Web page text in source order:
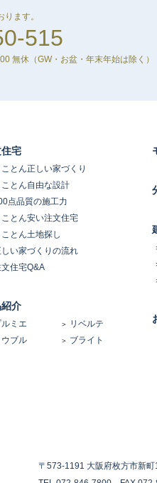
ます。
515
無休（GW・お盆・年末年始は除く）
宅
ことん正しい家づくり
ことん自由な設計
点品質の施工力
ことん安い注文住宅
ことん土地探し
い家づくりの流れ
住宅Q&A
介
ルミエ
リベルテ
ウブル
ブライト
〒573-1191 大阪府枚方市新